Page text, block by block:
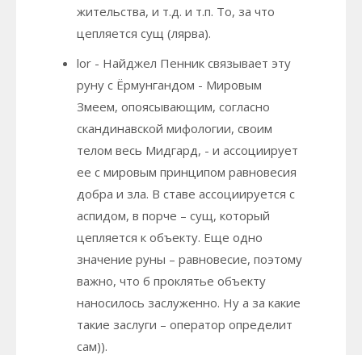
жительства, и т.д. и т.п. То, за что
цепляется сущ (лярва).
lor - Найджел Пенник связывает эту
руну с Ёрмунгандом - Мировым
Змеем, опоясывающим, согласно
скандинавской мифологии, своим
телом весь Мидгард, - и ассоциирует
ее с мировым принципом равновесия
добра и зла. В ставе ассоциируется с
аспидом, в порче – сущ, который
цепляется к объекту. Еще одно
значение руны – равновесие, поэтому
важно, что б проклятье объекту
наносилось заслуженно. Ну а за какие
такие заслуги – оператор определит
сам)).